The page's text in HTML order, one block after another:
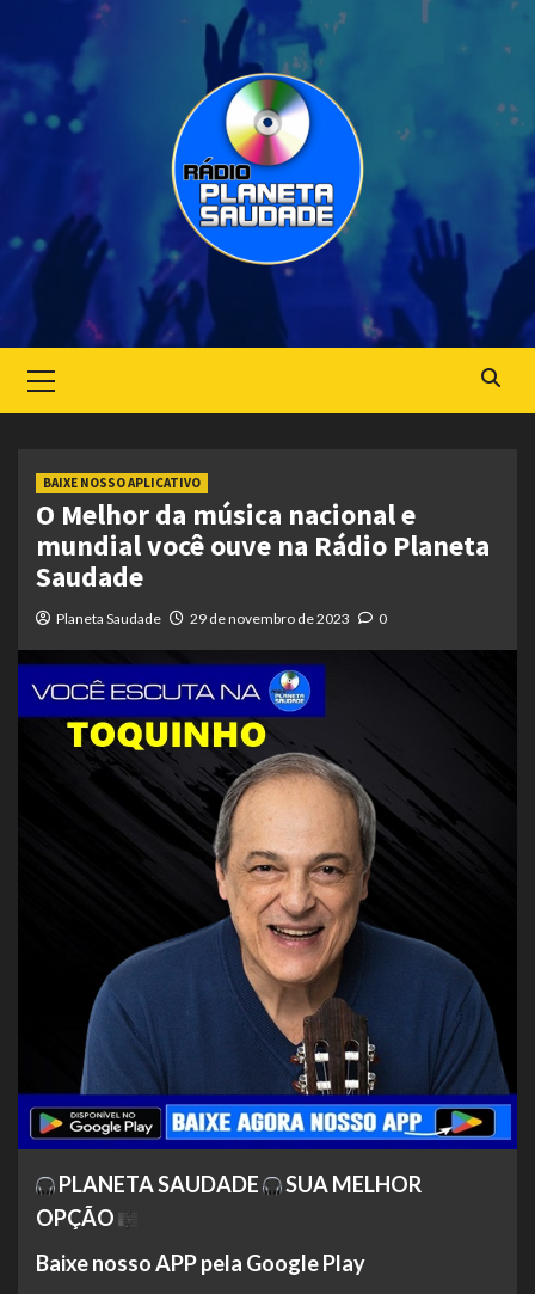
Menu
BAIXE NOSSO APLICATIVO
O Melhor da música nacional e
mundial você ouve na Rádio Planeta
Saudade
Planeta Saudade 29 de novembro de 2023 0
PLANETA SAUDADE
SUA MELHOR
OPÇÃO
Baixe nosso APP pela Google Play